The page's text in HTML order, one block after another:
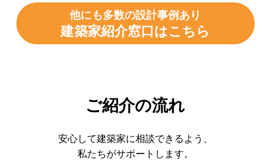
他にも多数の設計事例あり
建築家紹介窓口はこちら
ご紹介の流れ
安心して建築家に相談できるよう、
私たちがサポートします。